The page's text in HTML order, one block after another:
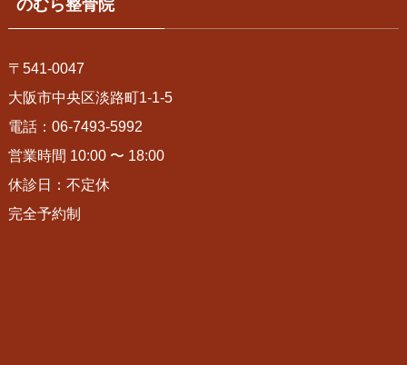
のむら整骨院
〒541-0047
大阪市中央区淡路町1-1-5
電話：06-7493-5992
営業時間 10:00 〜 18:00
休診日：不定休
完全予約制